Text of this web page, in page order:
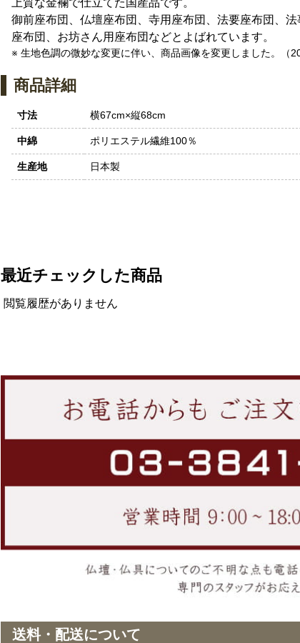
御前座布団、仏壇座布団、寺用座布団、法要座布団、
座布団、お坊さん用座布団などとよばれています。
※ 生地色調の微妙な変更に伴い、商品画像を変更しました。（
商品詳細
寸法 横67cm×縦68cm
中綿 ポリエステル繊維100％
生産地 日本製
最近チェックした商品
閲覧履歴がありません
送料・配送について